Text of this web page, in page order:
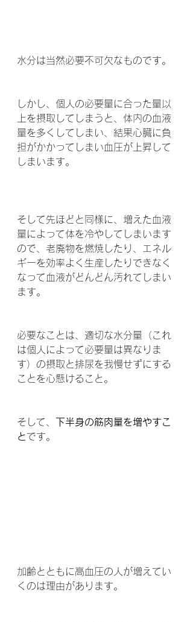
水分は当然必要不可欠なものです。
しかし、個人の必要量に合った量以
上を摂取してしまうと、体内の血液
量を多くしてしまい、結果心臓に負
担がかかってしまい血圧が上昇して
しまいます。
そして先ほどと同様に、増えた血液
量によって体を冷やしてしまいます
ので、老廃物を燃焼したり、エネル
ギーを効率よく生産したりできなく
なって血液がどんどん汚れてしまい
ます。
必要なことは、適切な水分量（これ
は個人によって必要量は異なりま
す）の摂取と排尿を我慢せずにする
ことを心懸けること。
そして、
下半身の筋肉量を増やすこ
とです。
加齢とともに高血圧の人が増えてい
くのは理由があります。